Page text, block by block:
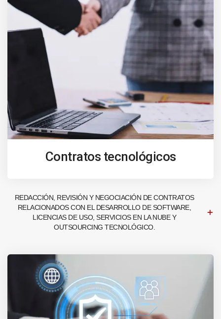
Contratos tecnológicos
REDACCIÓN, REVISIÓN Y NEGOCIACIÓN DE CONTRATOS
RELACIONADOS CON EL DESARROLLO DE SOFTWARE,
LICENCIAS DE USO, SERVICIOS EN LA NUBE Y
OUTSOURCING TECNOLÓGICO.